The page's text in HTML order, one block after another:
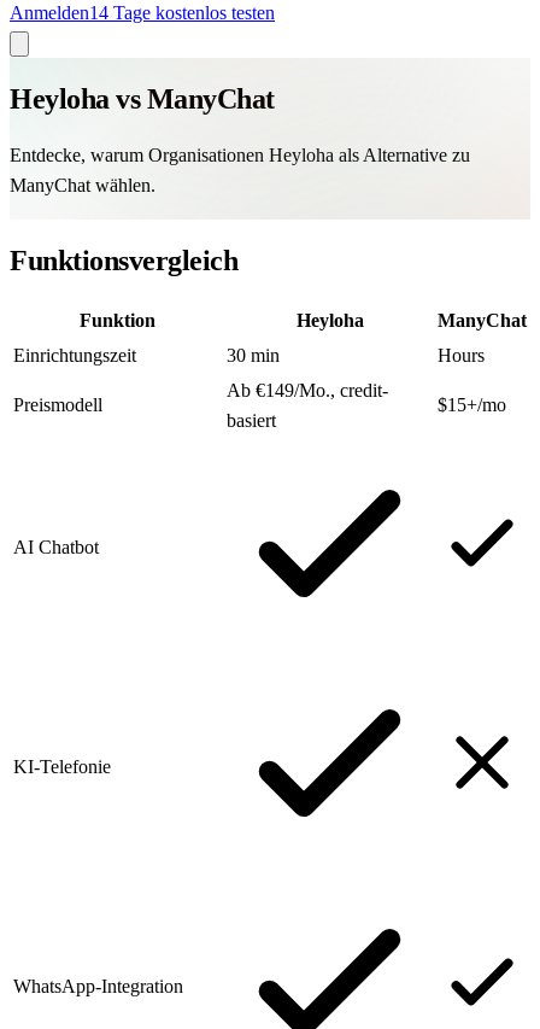
Anmelden14 Tage kostenlos testen
Heyloha vsManyChat
Entdecke, warum Organisationen Heyloha als Alternative zu
ManyChat wählen.
Funktionsvergleich
Funktion Heyloha
ManyChat
Einrichtungszeit
30 min Hours
Preismodell
Ab €149/Mo., credit-
basiert
$15+/mo
AI Chatbot
KI-Telefonie
WhatsApp-Integration